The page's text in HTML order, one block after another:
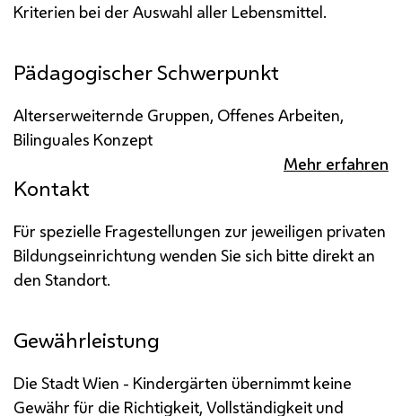
Kriterien bei der Auswahl aller Lebensmittel.
Pädagogischer Schwerpunkt
Alterserweiternde Gruppen, Offenes Arbeiten,
Bilinguales Konzept
Mehr erfahren
Kontakt
Für spezielle Fragestellungen zur jeweiligen privaten
Bildungseinrichtung wenden Sie sich bitte direkt an
den Standort.
Gewährleistung
Die Stadt Wien - Kindergärten übernimmt keine
Gewähr für die Richtigkeit, Vollständigkeit und